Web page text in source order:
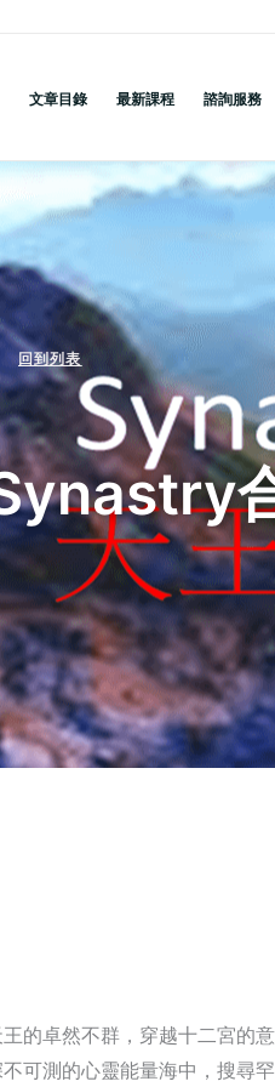
文章目錄 最新課程 諮詢服務
回到列表
的卓然不群，穿越十二宮的
可測的心靈能量海中，搜尋